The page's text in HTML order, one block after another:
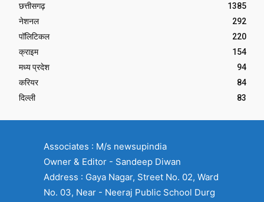
छत्तीसगढ़
1385
नेशनल
292
पॉलिटिकल
220
क्राइम
154
मध्य प्रदेश
94
करियर
84
दिल्ली
83
Associates : M/s newsupindia
Owner & Editor - Sandeep Diwan
Address : Gaya Nagar, Street No. 02, Ward
No. 03, Near - Neeraj Public School Durg